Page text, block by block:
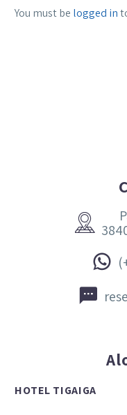
You must be logged in






HOTEL TIGAIGA